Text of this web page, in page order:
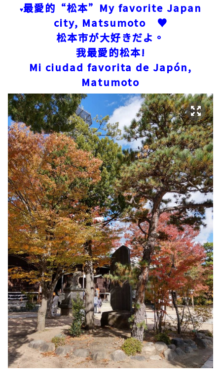
♥最愛的“松本”My favorite Japan
city, Matsumoto ♥
松本市が大好きだよ。
我最愛的松本!
Mi ciudad favorita de Japón,
Matumoto